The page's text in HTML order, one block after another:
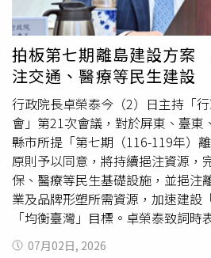
拍板第七期離島建設方案
注交通、醫療等民生建設
行政院長卓榮泰今（2）日主持「
會」第21次會議，對於屏東、臺東
縣市所提「第七期（116-119年）
原則予以同意，將持續挹注資源，
保、醫療等民生基礎設施，並挹注
業及品牌形塑所需資源，加速建設
「均衡臺灣」目標。卓榮泰致詞
1日他前往馬祖視察「海巡署第十
07月02日, 2026